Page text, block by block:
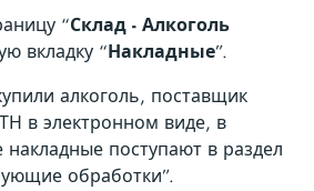
“Склад - Алкоголь
вкладку “Накладные”.
алкоголь, поставщик
в электронном виде, в
поступают в раздел
обработки”.